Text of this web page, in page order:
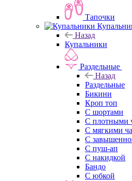
Тапочки
Назад
Купальники
Раздельные
Назад
Раздельные
Бикини
Кроп топ
С шортами
С плотными
С мягкими
С
С пуш-ап
С накидкой
Бандо
С юбкой